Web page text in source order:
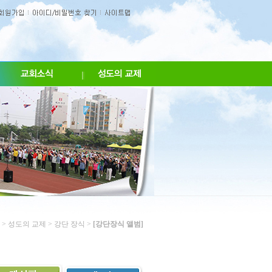
> 성도의 교제 > 강단 장식 > [강단장식 앨범]